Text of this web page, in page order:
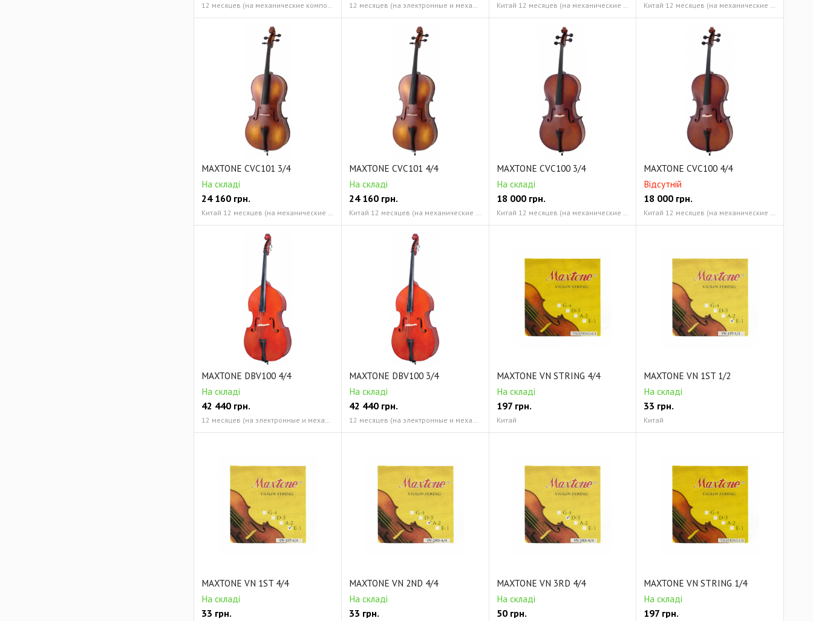
12 месяцев (на механические компоненты инструмента) Смычок, канифоль и кейс в комплекте 12 месяцев (на электронные и механические компоненты) Смычок, канифоль и кейс в комплекте Китай 12 месяцев (на механические компоненты) Китай 12 месяцев (на механические компоненты)
MAXTONE CVC101 3/4
На складі
24 160 грн.
Китай 12 месяцев (на механические компоненты)
MAXTONE CVC101 4/4
На складі
24 160грн.
Китай 12 месяцев (на механические компоненты)
MAXTONE CVC100 3/4
На складі
18 000грн.
Китай 12 месяцев (на механические компоненты)
MAXTONE CVC100 4/4
Відсутній
18 000 грн.
Китай 12 месяцев (на механические компоненты)
MAXTONE DBV100 4/4
На складі
42 440 грн.
MAXTONE DBV100 3/4
На складі
42 440грн.
MAXTONE VN STRING 4/4
На складі
197грн.
Китай
MAXTONE VN 1ST 1/2
На складі
33 грн.
Китай
MAXTONE VN 1ST 4/4
На складі
33 грн.
MAXTONE VN 2ND 4/4
На складі
33 грн.
MAXTONE VN 3RD 4/4
На складі
50грн.
MAXTONE VN STRING 1/4
На складі
197 грн.